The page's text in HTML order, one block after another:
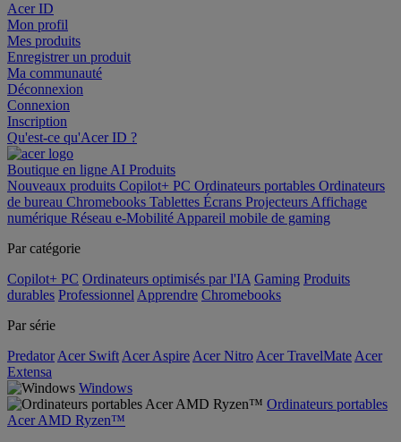
Acer ID
Mon profil
Mes produits
Enregistrer un produit
Ma communauté
Déconnexion
Connexion
Inscription
Qu'est-ce qu'Acer ID ?
Boutique en ligne AI Produits
Nouveaux produits Copilot+ PC Ordinateurs portables Ordinateurs
de bureau Chromebooks Tablettes Écrans Projecteurs Affichage
numérique Réseau e-Mobilité Appareil mobile de gaming
Par catégorie
Copilot+ PC Ordinateurs optimisés par l'IA Gaming Produits
durables Professionnel Apprendre Chromebooks
Par série
Predator Acer Swift Acer Aspire Acer Nitro Acer TravelMate Acer
Extensa
Windows
Ordinateurs portables
Acer AMD Ryzen™